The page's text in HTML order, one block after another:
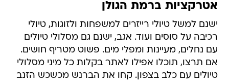
אטרקציות ברמת הגולן
ישנם למשל טיולי רייזרים למשפחות ולזוגות, טיולי
רכיבה על סוסים ועוד. אגב, ישנם גם מסלולי טיולים
עם נחלים, מעיינות ומפלי מים. פשוט מטריף חושים.
אם תרצו, תוכלו אפילו לאתר בקלות כל מיני מסלולי
טיולים עם כלב בצפון. קחו את הברנש מכשכש הזנב